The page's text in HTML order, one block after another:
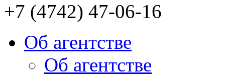
+7 (4742) 47-06-16
Об агентстве
Об агентстве